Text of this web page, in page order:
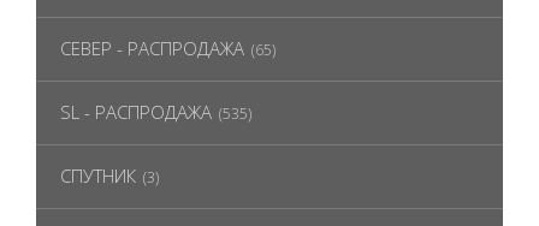
СЕВЕР - РАСПРОДАЖА (65)
SL - РАСПРОДАЖА (535)
СПУТНИК (3)